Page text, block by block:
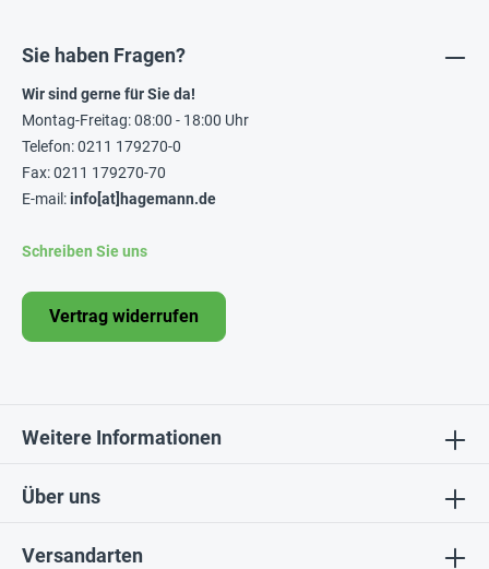
Über uns
Sie haben Fragen?
Wir sind gerne für Sie da!
Montag-Freitag: 08:00 - 18:00 Uhr
Telefon: 0211 179270-0
Fax: 0211 179270-70
E-mail:info[at]hagemann.de
Schreiben Sie uns
Vertrag widerrufen
Weitere Informationen
Versandarten